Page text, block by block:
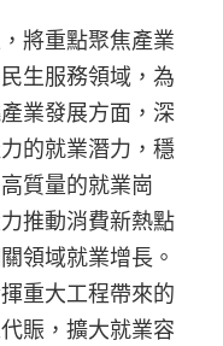
將重點聚焦產業
生服務領域，為
業發展方面，深
的就業潛力，穩
質量的就業崗
推動消費新熱點
領域就業增長。
重大工程帶來的
賑，擴大就業容